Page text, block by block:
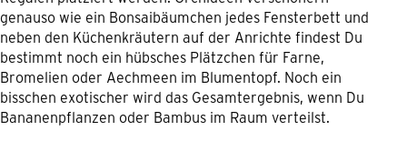
genauso wie ein Bonsaibäumchen jedes Fensterbett und
neben den Küchenkräutern auf der Anrichte findest Du
bestimmt noch ein hübsches Plätzchen für Farne,
Bromelien oder Aechmeen im Blumentopf. Noch ein
bisschen exotischer wird das Gesamtergebnis, wenn Du
Bananenpflanzen oder Bambus im Raum verteilst.